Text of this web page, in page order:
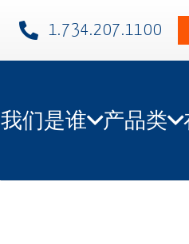
1.734.207.1100​
我们是谁 产品类